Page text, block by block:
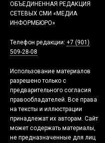
ОБЪЕДИНЕННАЯ РЕДАКЦИЯ
СЕТЕВЫХ СМИ «МЕДИА
ИНФОРМБЮРО»
Телефон редакции: +7 (901)
509-28-08
Использование материалов
разрешено только с
предварительного согласия
правообладателей. Все права
на тексты и иллюстрации
принадлежат их авторам. Сайт
может содержать материалы,
не предназначенные для лиц